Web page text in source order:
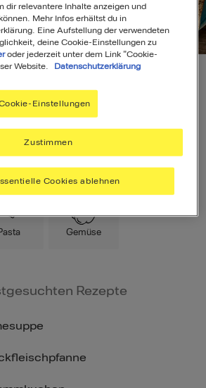
Search
Fleisch Low Carb
Gemüse
Rezepte
dir relevantere Inhalte anzeigen und
Mehr Infos erhältst du in
Eine Aufstellung der verwendeten
deine Cookie-Einstellungen zu
oder jederzeit unter dem Link "Cookie-
Website.
Datenschutzerklärung
Einstellungen
Cookies ablehnen
Zustimmen